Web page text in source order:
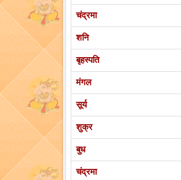
चंद्रमा
शनि
बृहस्पति
मंगल
सूर्य
शुक्र
बुध
चंद्रमा